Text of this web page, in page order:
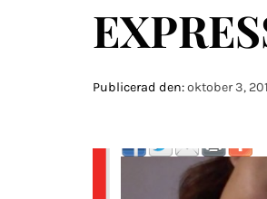
Publicerad den:oktober 3,